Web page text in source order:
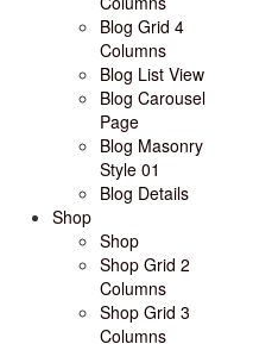
Blog Grid 4
Columns
Blog List View
Blog Carousel
Page
Blog Masonry
Style 01
Blog Details
Shop
Shop
Shop Grid 2
Columns
Shop Grid 3
Columns